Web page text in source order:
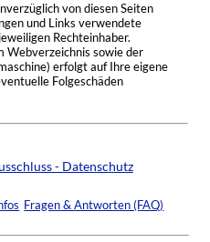
von diesen Seiten
und Links verwendete
Rechteinhaber.
Webverzeichnis sowie der
erfolgt auf Ihre eigene
Folgeschäden
- Datenschutz
Fragen & Antworten (FAQ)